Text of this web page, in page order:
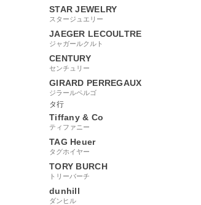
STAR JEWELRY
スタージュエリー
JAEGER LECOULTRE
ジャガールクルト
CENTURY
センチュリー
GIRARD PERREGAUX
ジラールペルゴ
タ行
Tiffany & Co
ティファニー
TAG Heuer
タグホイヤー
TORY BURCH
トリーバーチ
dunhill
ダンヒル